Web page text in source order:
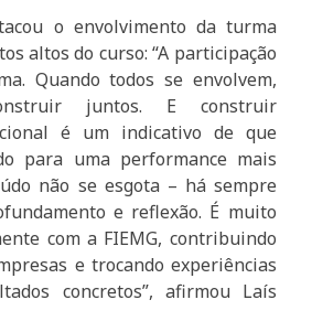
o envolvimento da turma
altos do curso: “A participação
Quando todos se envolvem,
juntos. E construir
é um indicativo de que
para uma performance mais
não se esgota – há sempre
e reflexão. É muito
com a FIEMG, contribuindo
e trocando experiências
concretos”, afirmou Laís